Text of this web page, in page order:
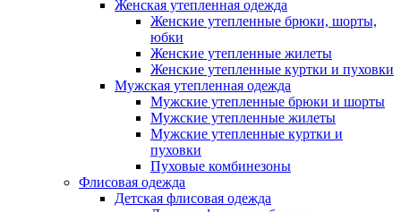
Женская утепленная одежда
Женские утепленные брюки, шорты,
юбки
Женские утепленные жилеты
Женские утепленные куртки и пуховки
Мужская утепленная одежда
Мужские утепленные брюки и шорты
Мужские утепленные жилеты
Мужские утепленные куртки и
пуховки
Пуховые комбинезоны
Флисовая одежда
Детская флисовая одежда